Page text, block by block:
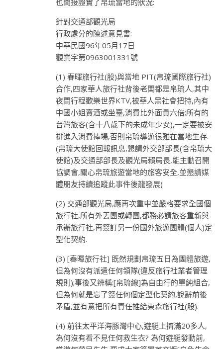
也間接證實了帛琉當地的狀況:
針對交通部觀光局
行政處分的陳述意見書:
中華民國96年05月17日
觀業字第0963001331號
(1) 春暉旅行社(股)與當地 PIT(帛琉國際旅行社)
合作,四家華人旅行社背後老闆都是帛琉人,其中
夜間行程歡樂世界KTV,被華人黑社會把持,內有
中國小姐賣酒或坐臺,消費比外面貴六倍;所有的
台灣旅客(含十八歲下的未成年少女),一定要被安
排進入消費捧場,否則帛琉導遊很難在當地生存.
(帛琉大使館回報訊息,懇請外交部部長(含帛琉大
使館)及交通部部長及觀光局賴局長,能主動召開
協調會,關心帛琉旅遊當地的旅客安全,並懇請媒
體朋友持續追蹤此事件後龍發展)
(2) 交通部觀光局,應再次重申並嚴格要求全國個
旅行社,所有外丟團或轉團,都務必請旅客重新與
承辦旅行社,再簽訂另一份國外旅遊團體(個人)定
型化契約.
(3) [春暉旅行社] 既然規劃帛琉五日為團體旅遊,
但為何沒有派遣任何領隊(違反旅行社業者管理
規則);事後又辨稱:[帛琉線]為自由行的單純組合,
但為何就是忘了簽任何個定型化契約,說辭前後
矛盾,並有意把所有責任推給東森旅行社(股).
(4) 前往太平洋海豚灣中心,遊艇上擠滿20多人,
為何沒有看不見任何救生衣? 為何遊艇發動前,